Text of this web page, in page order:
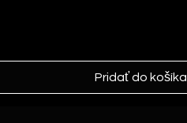
Pridať do košíka